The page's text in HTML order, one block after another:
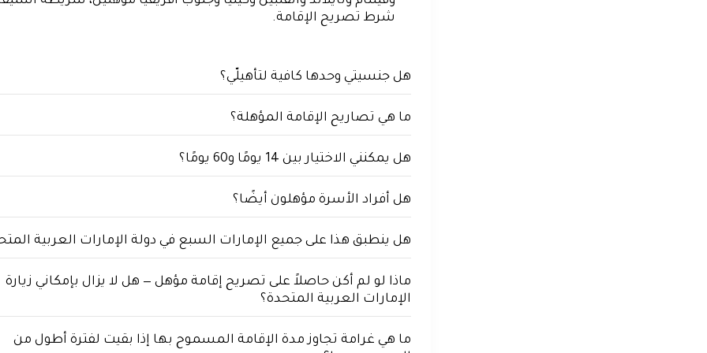
شرط تصريح الإقامة.
هل جنسيتي وحدها كافية لتأهيلّي؟
ما هي تصاريح الإقامة المؤهلة؟
هل يمكنني الاختيار بين 14 يومًا و60 يومًا؟
هل أفراد الأسرة مؤهلون أيضًا؟
هل ينطبق هذا على جميع الإمارات السبع في دولة الإمارات العربية
ماذا لو لم أكن حاصلاً على تصريح إقامة مؤهل — هل لا يزال بإمكاني زيارة
الإمارات العربية المتحدة؟
ما هي غرامة تجاوز مدة الإقامة المسموح بها إذا بقيت لفترة أطول من